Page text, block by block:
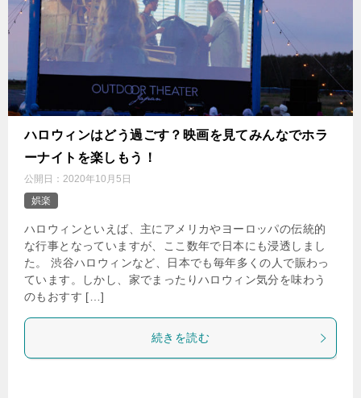
ハロウィンはどう過ごす？映画を見てみんなでホラ
ーナイトを楽しもう！
公開日： 2020年10月5日
娯楽
ハロウィンといえば、主にアメリカやヨーロッパの伝統的
な行事となっていますが、ここ数年で日本にも浸透しまし
た。 渋谷ハロウィンなど、日本でも毎年多くの人で賑わっ
ています。しかし、家でまったりハロウィン気分を味わう
のもおすす […]
続きを読む